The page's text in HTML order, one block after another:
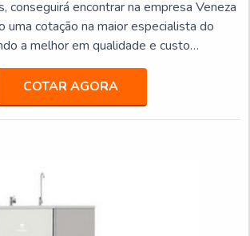
conseguirá encontrar na empresa Veneza
uma cotação na maior especialista do
a melhor em qualidade e custo
quesito é purificador de água preço
colaboradores da Veneza Filtros o cliente
benefício com assessoria técnica
MAIS SOBRE PURIFICADOR
COTAR AGORA